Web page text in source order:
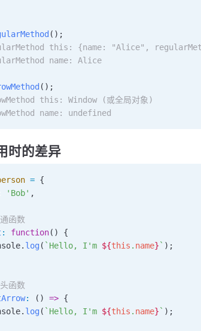
();
this: {name: "Alice",
name: Alice
();
this: Window (或全局对象)
name: undefined
时的差异
= {
'Bob' ,
函数
: function() {
. log ( `Hello, I'm ${this . name}` );
函数
: () => {
. log ( `Hello, I'm ${this . name}` );